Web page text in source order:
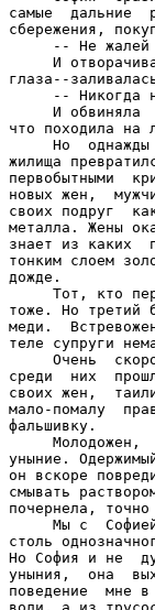
самые  дальние
сбережения,
-- Не жалей
И
глаза--
-- Никогда
И обвиняла
что походила на
Но
жилища
первобытными
новых жен,
своих подруг
металла. Жены
знает из каких
тонким слоем
дожде.
Тот, кто
тоже. Но третий
меди.
теле супруги
Очень
среди  них
своих жен,
мало-помалу
фальшивку.
Молодожен,
уныние.
он вскоре
смывать
почернела, точно
Мы с
столь
Но София и не
уныния,  она
поведение  мне